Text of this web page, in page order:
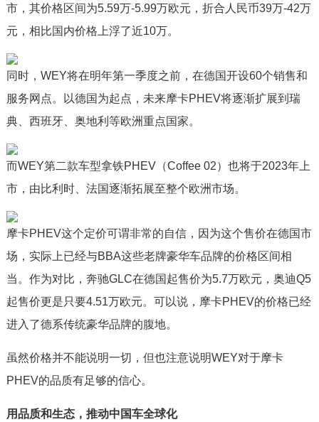
市，其价格区间为5.59万-5.99万欧元，折合人民币39万-42万
元，相比国内价格上浮了近10万。
同时，WEY将在明年第一季度之前，在德国开设60个销售和
服务网点。以德国为起点，未来摩卡PHEV将逐渐扩展到瑞
典、西班牙、奥地利等欧洲重点国家。
而WEY第二款车型拿铁PHEV（Coffee 02）也将于2023年上
市，由比利时、法国逐渐拓展至整个欧洲市场。
摩卡PHEV这个定价可谓非常的自信，因为这个售价在德国市
场，实际上已经与BBA这些老牌豪华车品牌的价格区间相
当。作为对比，奔驰GLC在德国起售价为5.7万欧元，奥迪Q5
起售价更是只要4.51万欧元。可以说，摩卡PHEV的价格已经
进入了德系传统豪华品牌的腹地。
虽然价格并不能说明一切，但也注意说明WEY对于摩卡
PHEV的品质有足够的信心。
用品质和生态，推动中国车全球化